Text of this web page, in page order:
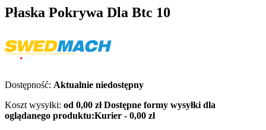
Płaska Pokrywa Dla Btc 10
Dostępność: Aktualnie niedostępny
Koszt wysyłki: od 0,00 złDostępne formy wysyłki dla
oglądanego produktu:Kurier - 0,00 zł